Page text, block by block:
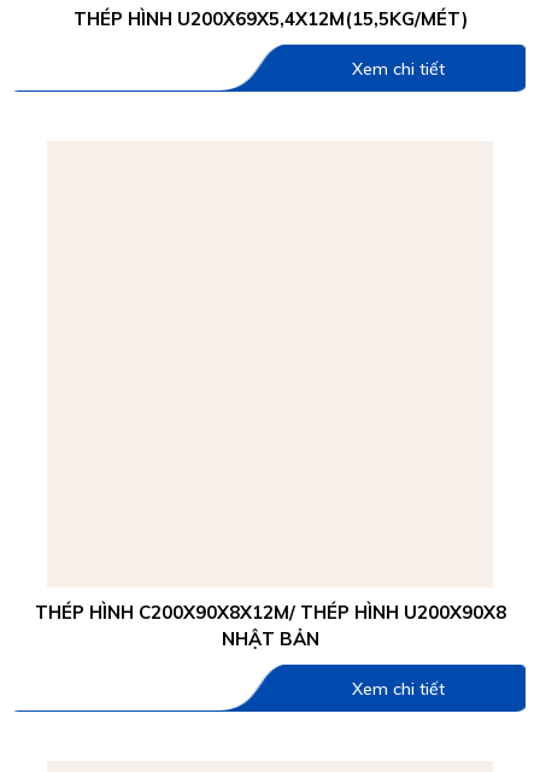
THÉP HÌNH U200X69X5,4X12M(15,5KG/MÉT)
Xem chi tiết
THÉP HÌNH C200X90X8X12M/ THÉP HÌNH U200X90X8
NHẬT BẢN
Xem chi tiết